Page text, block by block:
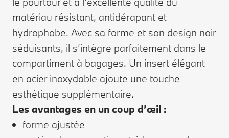
matériau résistant, antidérapant et
hydrophobe. Avec sa forme et son design noir
séduisants, il s’intègre parfaitement dans le
compartiment à bagages. Un insert élégant
en acier inoxydable ajoute une touche
esthétique supplémentaire.
Les avantages en un coup d’œil :
forme ajustée